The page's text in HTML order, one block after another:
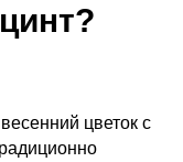
цветок с